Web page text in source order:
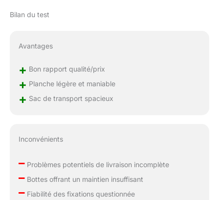
Bilan du test
Avantages
+ Bon rapport qualité/prix
+ Planche légère et maniable
+ Sac de transport spacieux
Inconvénients
–Problèmes potentiels de livraison incomplète
–Bottes offrant un maintien insuffisant
–Fiabilité des fixations questionnée